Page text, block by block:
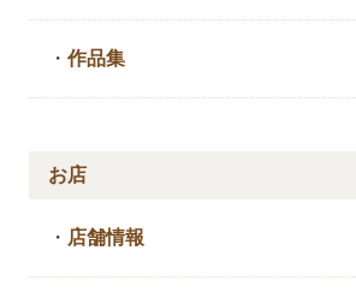
・作品集
お店
・ 店舗情報